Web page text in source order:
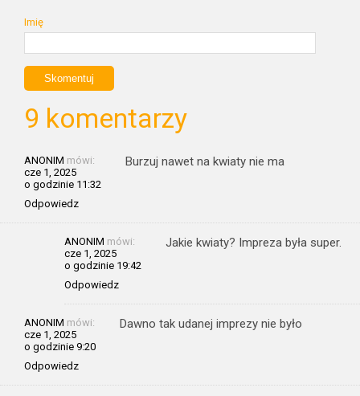
Imię
9 komentarzy
ANONIM mówi:
cze 1, 2025
o godzinie 11:32
Odpowiedz
Burzuj nawet na kwiaty nie ma
ANONIM mówi:
cze 1, 2025
o godzinie 19:42
Odpowiedz
Jakie kwiaty? Impreza była super.
ANONIM mówi:
cze 1, 2025
o godzinie 9:20
Odpowiedz
Dawno tak udanej imprezy nie było